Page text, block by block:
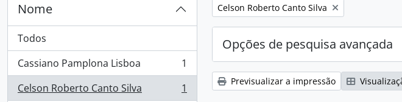
Nome
Todos
Cassiano Pamplona Lisboa
, 1 resultados
1
Celson Roberto Canto Silva
, 1 resultados
1
Remover filtro:
Celson Roberto Canto Silva
Opções de pesquisa avançada
Previsualizar a impressão